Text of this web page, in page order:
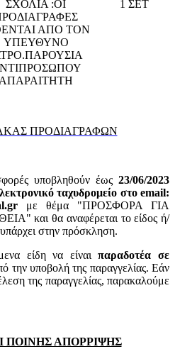
ΣΧΟΛΙΑ :ΟΙ
ΑΠΟ ΤΟΝ
ΥΠΕΥΘΥΝΟ
ΑΠΑΡΑΙΤΗΤΗ
1 ΣΕΤ
ΠΡΟΔΙΑΓΡΑΦΩΝ
υποβληθούν έως 23/06/2023
ταχυδρομείο στο email:
με θέμα "ΠΡΟΣΦΟΡΑ ΓΙΑ
και θα αναφέρεται το είδος ή/
στην πρόσκληση.
είδη να είναιπαραδοτέα σε
την υποβολή της παραγγελίας. Εάν
της παραγγελίας, παρακαλούμε
ΠΟΙΝΗΣ ΑΠΟΡΡΙΨΗΣ